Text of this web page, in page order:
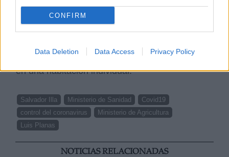
CONFIRM
Data Deletion Data Access Privacy Policy
Por último, y según ha comunicadoLa
Moncloa,el Plan de recomendaciones recoge
que se debe garantizar que cualquier persona
coronavirus, pueda aislarse del resto de
en una habitación individual.
Salvador Illa Ministerio de Sanidad
Covid19
control del coronavirus
Ministerio de Agricultura
Luis Planas
NOTICIAS RELACIONADAS